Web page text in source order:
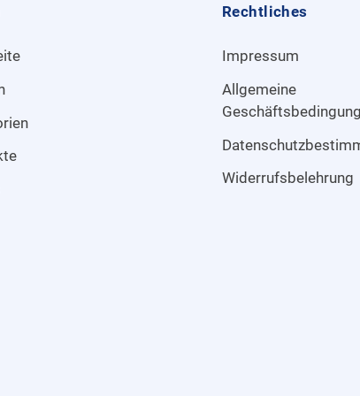
Rechtliches
Impressum
Allgemeine
Widerrufsbelehrung